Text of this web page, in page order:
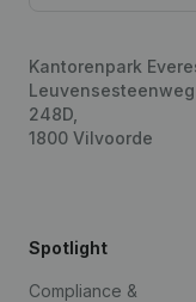
Kantorenpark
Leuvensesteenweg
248D,
1800 Vilvoorde
Spotlight
Compliance &